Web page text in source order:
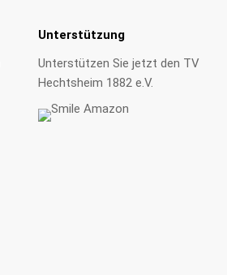
Unterstützung
Unterstützen Sie jetzt den TV
Hechtsheim 1882 e.V.